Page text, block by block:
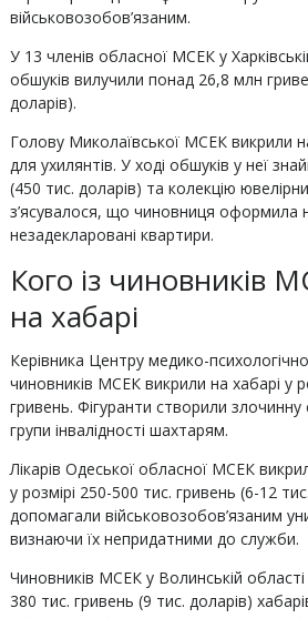
військовозобов’язаним.
У 13 членів обласної МСЕК у
обшуків вилучили понад 26,8 млн
доларів).
Голову Миколаївської МСЕК викрили
для ухилянтів. У ході обшуків у неї
(450 тис. доларів) та колекцію
з’ясувалося, що чиновниця оформила
незадекларовані квартири.
Кого із чиновників
на хабарі
Керівника Центру медико-
чиновників МСЕК викрили на хабарі у
гривень. Фігуранти створили
групи інвалідності шахтарям.
Лікарів Одеської обласної МСЕК
у розмірі 250-500 тис. гривень (6-12
допомагали військовозобов’язаним
визнаючи їх непридатними до служби.
Чиновників МСЕК у Волинській
380 тис. гривень (9 тис. доларів)